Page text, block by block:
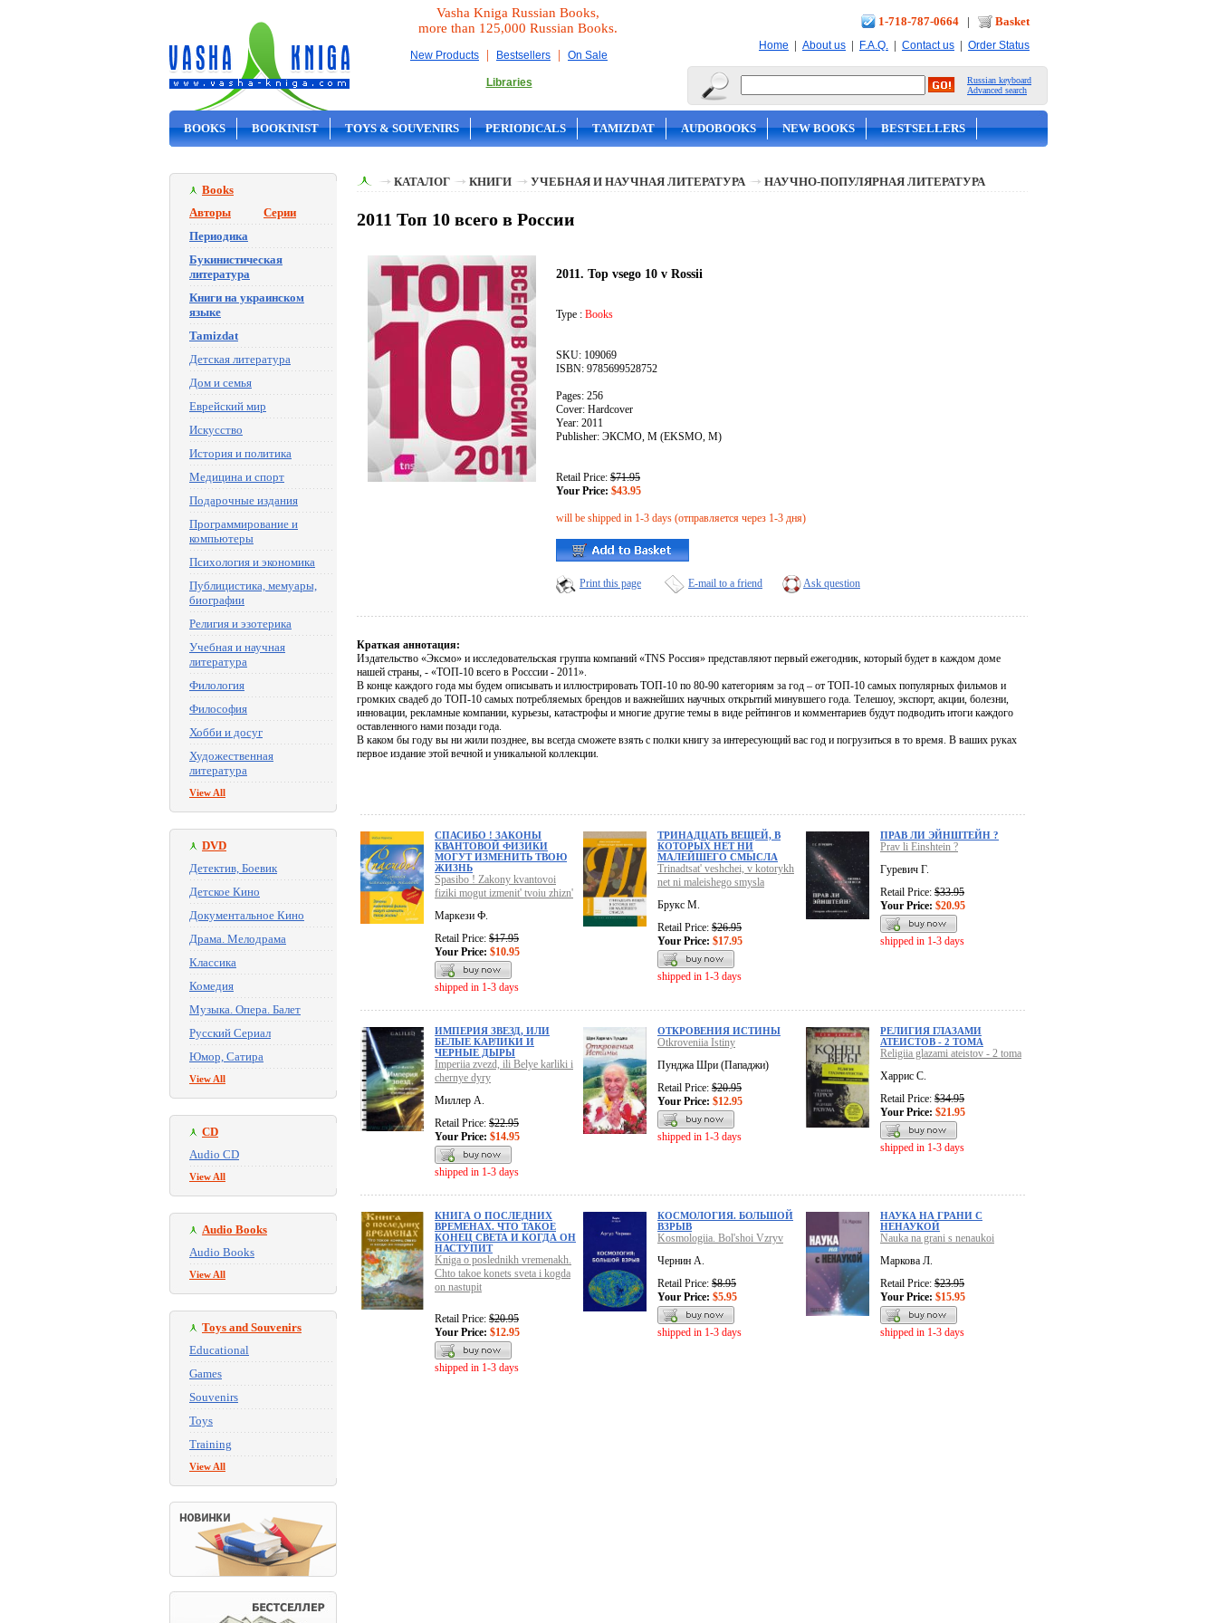
Vasha Kniga Russian Books,
more than 125,000 Russian Books.
New Products | Bestsellers | On Sale
Libraries
1-718-787-0664 | Basket
Home | About us | F.A.Q. | Contact us | Order Status
Russian keyboard
Advanced search
BOOKS BOOKINIST TOYS & SOUVENIRS PERIODICALS TAMIZDAT AUDOBOOKS NEW BOOKS BESTSELLERS
Books
Авторы
Серии
Периодика
Букинистическая
литература
Книги на украинском
языке
Tamizdat
Детская литература
Дом и семья
Еврейский мир
Искусство
История и политика
Медицина и спорт
Подарочные издания
Программирование и
компьютеры
Психология и экономика
Публицистика, мемуары,
биографии
Религия и эзотерика
Учебная и научная
литература
Филология
Философия
Хобби и досуг
Художественная
литература
View All
DVD
Детектив, Боевик
Детское Кино
Документальное Кино
Драма. Мелодрама
Классика
Комедия
Музыка. Опера. Балет
Русский Сериал
Юмор, Сатира
View All
CD
Audio CD
View All
Audio Books
Audio Books
View All
Toys and Souvenirs
Educational
Games
Souvenirs
Toys
Training
View All
КАТАЛОГ КНИГИ УЧЕБНАЯ И НАУЧНАЯ ЛИТЕРАТУРА НАУЧНО-ПОПУЛЯРНАЯ ЛИТЕРАТУРА
2011 Топ 10 всего в России
2011. Top vsego 10 v Rossii
Type : Books
SKU: 109069
ISBN: 9785699528752
Pages: 256
Cover: Hardcover
Year: 2011
Publisher: ЭКСМО, М (EKSMO, M)
Retail Price: $71.95
Your Price: $43.95
will be shipped in 1-3 days (отправляется через 1-3 дня)
Print this page E-mail to a friend Ask question
Краткая аннотация:
Издательство «Эксмо» и исследовательская группа компаний «TNS Россия» представляют первый ежегодник, который будет в каждом доме
нашей страны, - «ТОП-10 всего в Росссии - 2011».
В конце каждого года мы будем описывать и иллюстрировать ТОП-10 по 80-90 категориям за год – от ТОП-10 самых популярных фильмов и
громких свадеб до ТОП-10 самых потребляемых брендов и важнейших научных открытий минувшего года. Телешоу, экспорт, акции, болезни,
инновации, рекламные компании, курьезы, катастрофы и многие другие темы в виде рейтингов и комментариев будут подводить итоги каждого
оставленного нами позади года.
В каком бы году вы ни жили позднее, вы всегда сможете взять с полки книгу за интересующий вас год и погрузиться в то время. В ваших руках
первое издание этой вечной и уникальной коллекции.
СПАСИБО ! ЗАКОНЫ
КВАНТОВОЙ ФИЗИКИ
МОГУТ ИЗМЕНИТЬ ТВОЮ
ЖИЗНЬ
Spasibo ! Zakony kvantovoi
fiziki mogut izmenit' tvoiu zhizn'
Маркези Ф.
Retail Price: $17.95
Your Price: $10.95
shipped in 1-3 days
ТРИНАДЦАТЬ ВЕЩЕЙ, В
КОТОРЫХ НЕТ НИ
МАЛЕЙШЕГО СМЫСЛА
Trinadtsat' veshchei, v kotorykh
net ni maleishego smysla
Брукс М.
Retail Price: $26.95
Your Price: $17.95
shipped in 1-3 days
ПРАВ ЛИ ЭЙНШТЕЙН ?
Prav li Einshtein ?
Гуревич Г.
Retail Price: $33.95
Your Price: $20.95
shipped in 1-3 days
ИМПЕРИЯ ЗВЕЗД, ИЛИ
БЕЛЫЕ КАРЛИКИ И
ЧЕРНЫЕ ДЫРЫ
Imperiia zvezd, ili Belye karliki i
chernye dyry
Миллер А.
Retail Price: $22.95
Your Price: $14.95
shipped in 1-3 days
ОТКРОВЕНИЯ ИСТИНЫ
Otkroveniia Istiny
Пунджа Шри (Пападжи)
Retail Price: $20.95
Your Price: $12.95
shipped in 1-3 days
РЕЛИГИЯ ГЛАЗАМИ
АТЕИСТОВ - 2 ТОМА
Religiia glazami ateistov - 2 toma
Харрис С.
Retail Price: $34.95
Your Price: $21.95
shipped in 1-3 days
КНИГА О ПОСЛЕДНИХ
ВРЕМЕНАХ. ЧТО ТАКОЕ
КОНЕЦ СВЕТА И КОГДА ОН
НАСТУПИТ
Kniga o poslednikh vremenakh.
Chto takoe konets sveta i kogda
on nastupit
Retail Price: $20.95
Your Price: $12.95
shipped in 1-3 days
КОСМОЛОГИЯ. БОЛЬШОЙ
ВЗРЫВ
Kosmologiia. Bol'shoi Vzryv
Чернин А.
Retail Price: $8.95
Your Price: $5.95
shipped in 1-3 days
НАУКА НА ГРАНИ С
НЕНАУКОЙ
Nauka na grani s nenaukoi
Маркова Л.
Retail Price: $23.95
Your Price: $15.95
shipped in 1-3 days